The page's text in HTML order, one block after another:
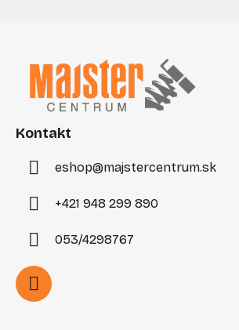
Kontakt
eshop@majstercentrum.sk
+421 948 299 890
053/4298767